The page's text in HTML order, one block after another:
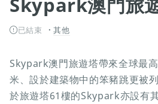
已結束 其他
Skypark澳門旅遊塔帶來全球最
米、設於建築物中的笨豬跳更被
於旅遊塔61樓的Skypark亦設有